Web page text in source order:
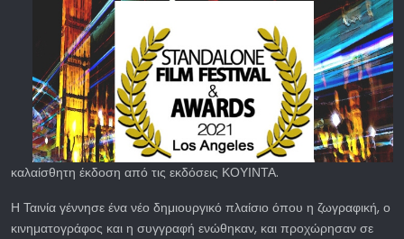
καλαίσθητη έκδοση από τις εκδόσεις ΚΟΥΙΝΤΑ.
Η Ταινία γέννησε ένα νέο δημιουργικό πλαίσιο όπου η ζωγραφική, ο
κινηματογράφος και η συγγραφή ενώθηκαν, και προχώρησαν σε